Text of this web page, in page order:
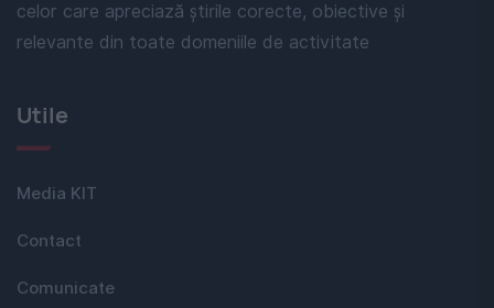
celor care apreciază știrile corecte, obiective și
relevante din toate domeniile de activitate
Utile
Media KIT
Contact
Comunicate